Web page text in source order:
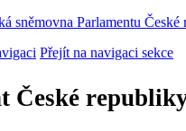
Přejít na navigaci sekce
České